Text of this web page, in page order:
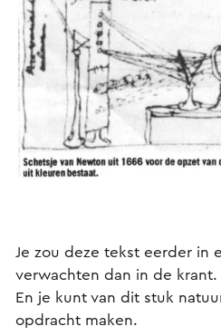
Je zou deze tekst eerder in
verwachten dan in de krant.
En je kunt van dit stuk
opdracht maken.